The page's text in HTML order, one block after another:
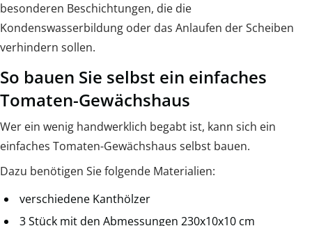
besonderen Beschichtungen, die die
Kondenswasserbildung oder das Anlaufen der Scheiben
verhindern sollen.
So bauen Sie selbst ein einfaches
Tomaten-Gewächshaus
Wer ein wenig handwerklich begabt ist, kann sich ein
einfaches Tomaten-Gewächshaus selbst bauen.
Dazu benötigen Sie folgende Materialien:
verschiedene Kanthölzer
3 Stück mit den Abmessungen 230x10x10 cm